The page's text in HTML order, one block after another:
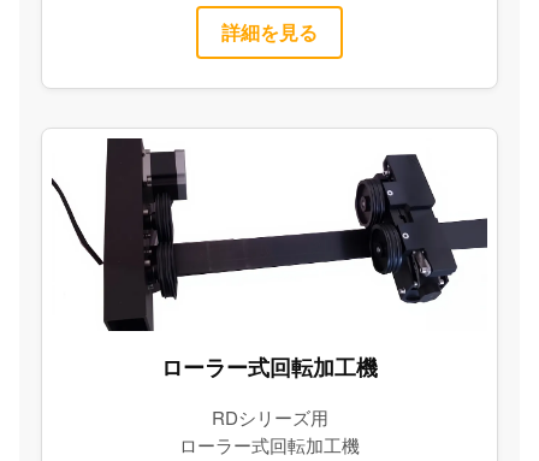
詳細を見る
ローラー式回転加工機
RDシリーズ用
ローラー式回転加工機